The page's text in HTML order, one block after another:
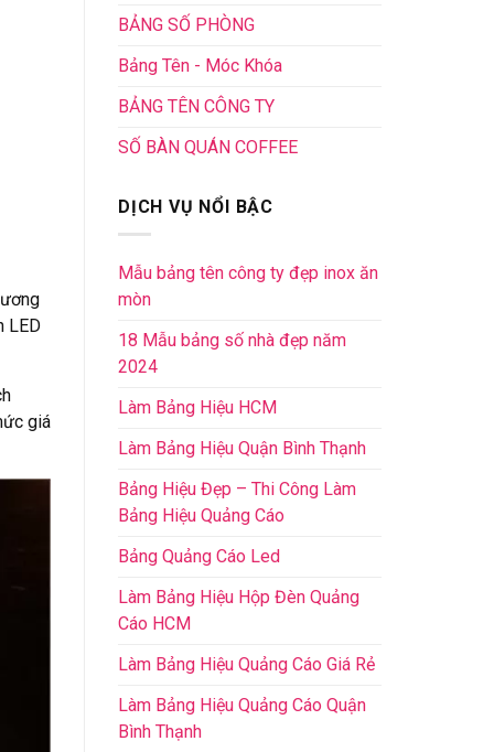
LED
giá
BẢNG SỐ PHÒNG
Bảng Tên - Móc Khóa
BẢNG TÊN CÔNG TY
SỐ BÀN QUÁN COFFEE
DỊCH VỤ NỔI BẬC
Mẫu bảng tên công ty đẹp inox ăn
mòn
18 Mẫu bảng số nhà đẹp năm
2024
Làm Bảng Hiệu HCM
Làm Bảng Hiệu Quận Bình Thạnh
Bảng Hiệu Đẹp – Thi Công Làm
Bảng Hiệu Quảng Cáo
Bảng Quảng Cáo Led
Làm Bảng Hiệu Hộp Đèn Quảng
Cáo HCM
Làm Bảng Hiệu Quảng Cáo Giá Rẻ
Làm Bảng Hiệu Quảng Cáo Quận
Bình Thạnh